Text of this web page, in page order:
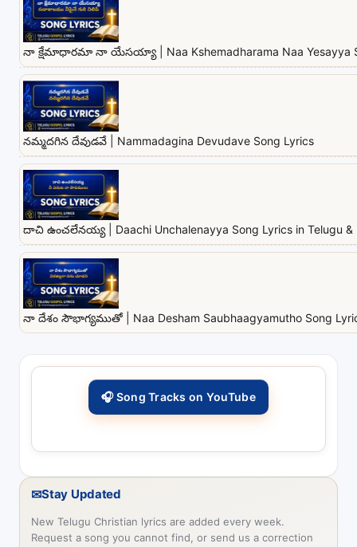
నా క్షేమాధారమా నా యేసయ్యా | Naa Kshemadharama Naa Yesayya
నమ్మదగిన దేవుడవే | Nammadagina Devudave Song Lyrics
దాచి ఉంచలేనయ్య | Daachi Unchalenayya Song Lyrics in Telugu &
నా దేశం సౌభాగ్యముతో | Naa Desham Saubhaagyamutho Song
🎧 Song Tracks on YouTube
✉Stay Updated
New Telugu Christian lyrics are added every week.
Request a song you cannot find, or send us a correction